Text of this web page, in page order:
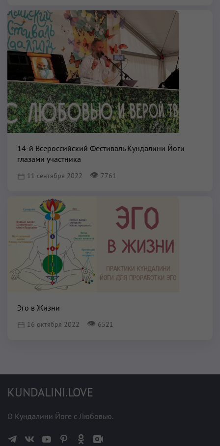
14-й Всероссийский Фестиваль Кундалини Йоги
глазами участника
11 сентября 2022 👁 7761
Эго в Жизни
16 октября 2022 👁 6521
KUNDALINI.LOVE
О Кундалини Йоге с Любовью.